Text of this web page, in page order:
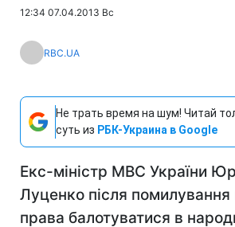
12:34 07.04.2013 Вс
RBC.UA
Не трать время на шум! Читай
суть из РБК-Украина в Google
Екс-міністр МВС України
Луценко після
права балотуватися в